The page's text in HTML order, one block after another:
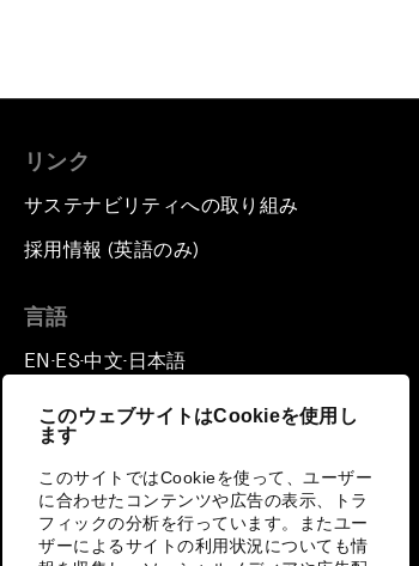
このウェブサイトはCookieを使用し
ます
このサイトではCookieを使って、ユーザー
に合わせたコンテンツや広告の表示、トラ
フィックの分析を行っています。またユー
ザーによるサイトの利用状況についても情
リンク
サステナビリティへの取り組み
採用情報 (英語のみ)
言語
EN ▪ ES▪中文▪ 日本語